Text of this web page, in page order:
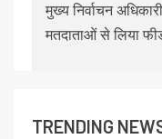
मुख्य निर्वाचन
मतदाताओं से लिया
TRENDING